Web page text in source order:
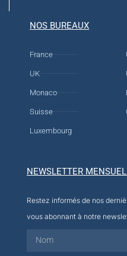
NOS BUREAUX
France
UK
Monaco
Suisse
Luxembourg
NEWSLETTER
Restez informés de nos
vous abonnant à notre